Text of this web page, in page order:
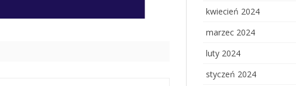
kwiecień 2024
marzec 2024
luty 2024
styczeń 2024